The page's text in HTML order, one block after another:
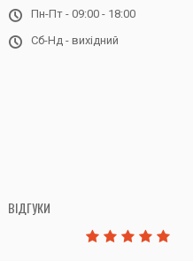
Пн-Пт - 09:00 - 18:00
Сб-Нд - вихідний
ВІДГУКИ